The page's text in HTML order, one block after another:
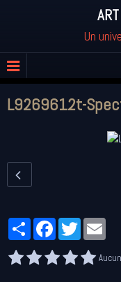
Un
L9269612t-
PartagerFacebookTwitter